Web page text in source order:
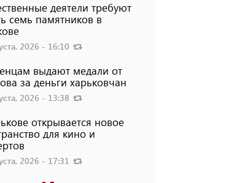
деятели требуют
семь памятников в
2026 - 16:10
выдают медали от
за деньги харьковчан
2026 - 13:38
открывается новое
для кино и
2026 - 17:31